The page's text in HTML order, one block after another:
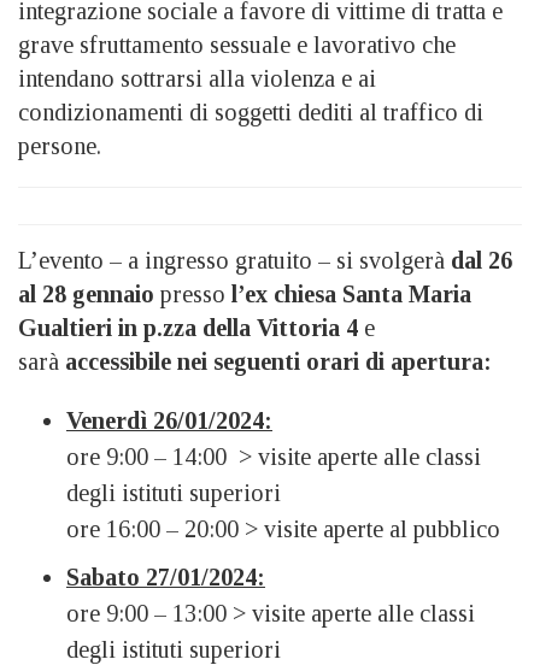
integrazione sociale a favore di vittime di tratta e
grave sfruttamento sessuale e lavorativo che
intendano sottrarsi alla violenza e ai
condizionamenti di soggetti dediti al traffico di
persone.
L’evento – a ingresso gratuito – si svolgerà dal 26
al 28 gennaio presso l’ex chiesa Santa Maria
Gualtieri in p.zza della Vittoria 4 e
sarà accessibile nei seguenti orari di apertura:
Venerdì 26/01/2024:
ore 9:00 – 14:00 > visite aperte alle classi
degli istituti superiori
ore 16:00 – 20:00 > visite aperte al pubblico
Sabato 27/01/2024:
ore 9:00 – 13:00 > visite aperte alle classi
degli istituti superiori